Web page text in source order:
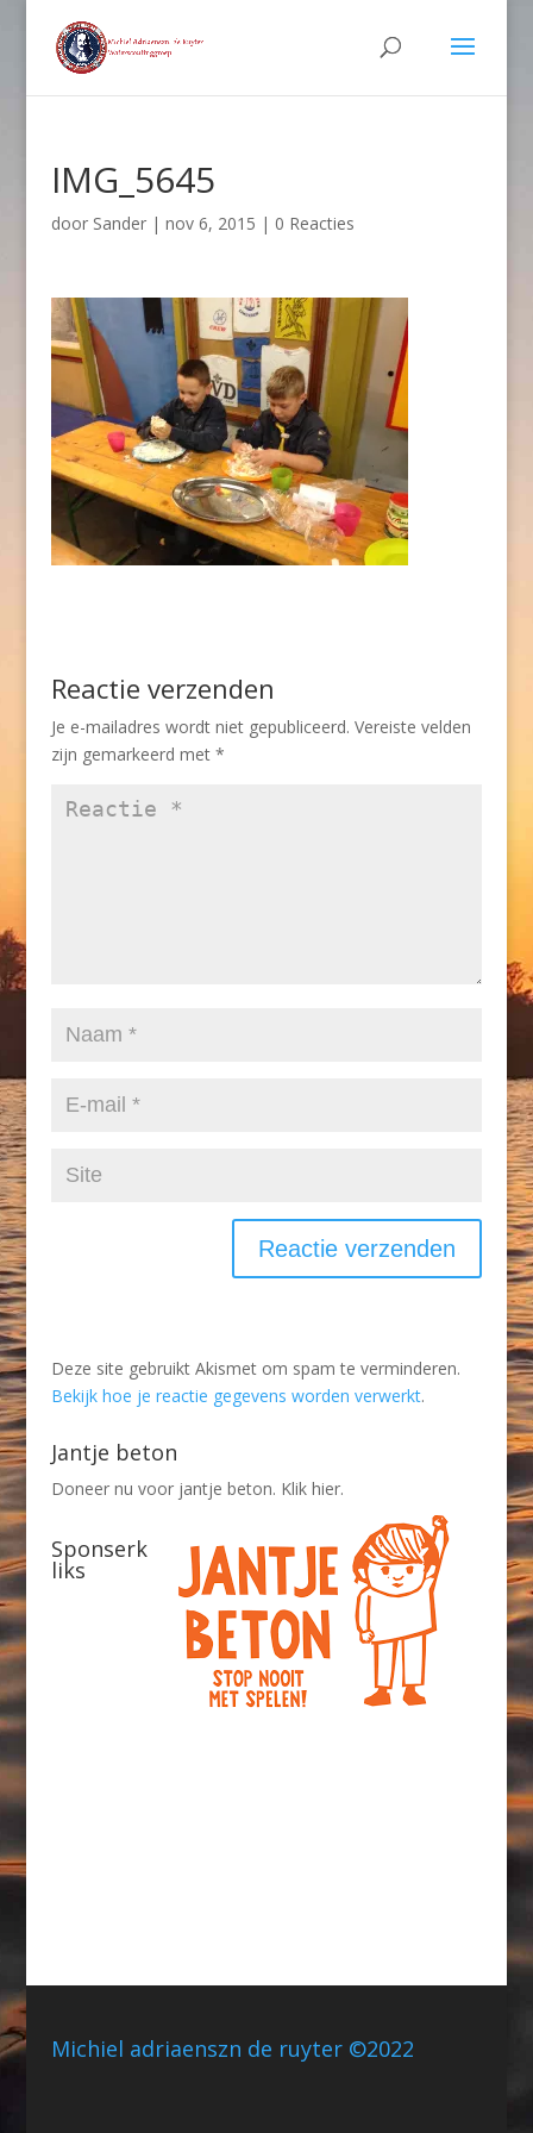
IMG_5645
door Sander| nov 6, 2015 | 0 Reacties
Reactie verzenden
Je e-mailadres wordt niet gepubliceerd. Vereiste velden
zijn gemarkeerd met *
Deze site gebruikt Akismet om spam te verminderen.
Bekijk hoe je reactie gegevens worden verwerkt.
Jantje beton
Doneer nu voor jantje beton. Klik hier.
Sponserk
liks
Michiel adriaenszn de ruyter ©2022